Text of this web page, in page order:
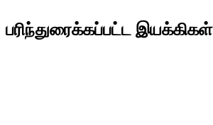
பரிந்துரைக்கப்பட்ட இயக்கிகள்